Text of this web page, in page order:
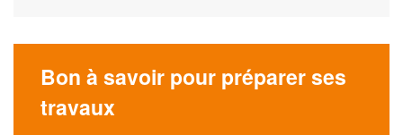
Bon à savoir pour préparer ses
travaux